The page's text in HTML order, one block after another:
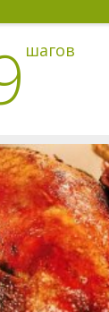
шагов